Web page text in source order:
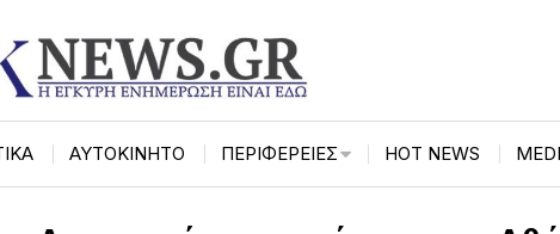
ΑΥΤΟΚΙΝΗΤΟ ΠΕΡΙΦΈΡΕΙΕΣ HOT NEWS